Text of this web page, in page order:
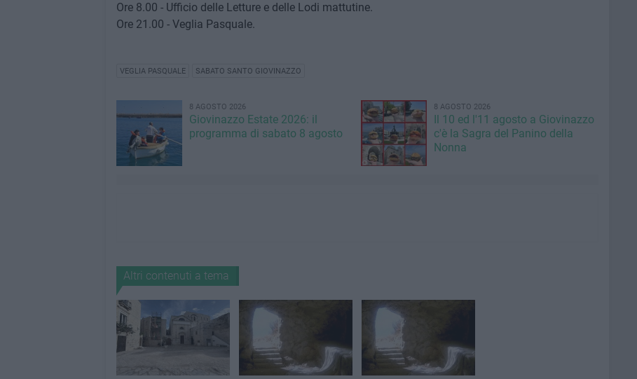
Ore 8.00 - Ufficio delle Letture e delle Lodi mattutine.
Ore 21.00 - Veglia Pasquale.
VEGLIA PASQUALE SABATO SANTO GIOVINAZZO
8 AGOSTO 2026
Giovinazzo Estate 2026: il
programma di sabato 8 agosto
8 AGOSTO 2026
Il 10 ed l'11 agosto a Giovinazzo
c'è la Sagra del Panino della
Nonna
Altri contenuti a tema